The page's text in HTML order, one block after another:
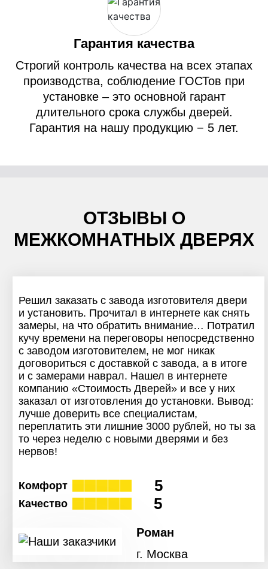
Гарантия качества
Строгий контроль качества на всех этапах
производства, соблюдение ГОСТов при
установке – это основной гарант
длительного срока службы дверей.
Гарантия на нашу продукцию − 5 лет.
ОТЗЫВЫ О
МЕЖКОМНАТНЫХ ДВЕРЯХ
Решил заказать с завода изготовителя двери
и установить. Прочитал в интернете как снять
замеры, на что обратить внимание… Потратил
кучу времени на переговоры непосредственно
с заводом изготовителем, не мог никак
договориться с доставкой с завода, а в итоге
и с замерами наврал. Нашел в интернете
компанию «Стоимость Дверей» и все у них
заказал от изготовления до установки. Вывод:
лучше доверить все специалистам,
переплатить эти лишние 3000 рублей, но ты за
то через неделю с новыми дверями и без
нервов!
Комфорт 5
Качество 5
Роман
г. Москва